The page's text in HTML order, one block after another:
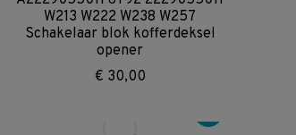
W213 W222 W238 W257
Schakelaar blok kofferdeksel
opener
€ 30,00